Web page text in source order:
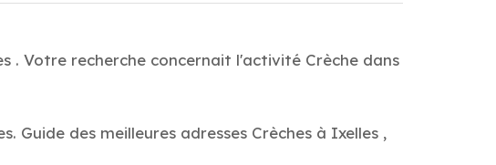
. Votre recherche concernait l'activité Crèche dans
des meilleures adresses Crèches à Ixelles ,